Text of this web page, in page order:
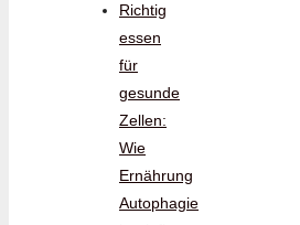
Richtig
essen
für
gesunde
Zellen:
Wie
Ernährung
Autophagie